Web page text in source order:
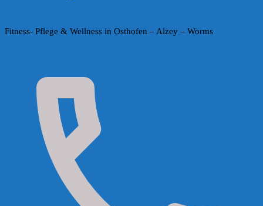
Fitness- Pflege & Wellness in Osthofen – Alzey – Worms